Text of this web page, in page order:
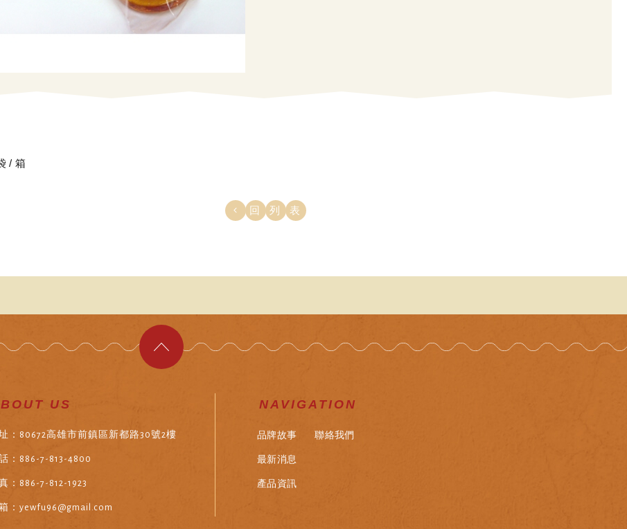
/ 箱
回列表
US
：80672高雄市前鎮區新都路30號2樓
：886-7-813-4800
：886-7-812-1923
：yewfu96@gmail.com
NAVIGATION
品牌故事
最新消息
產品資訊
聯絡我們